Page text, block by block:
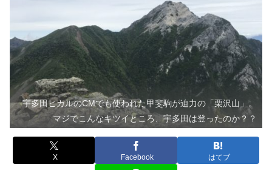
宇多田ヒカルのCMでも使われた甲斐駒が迫力の「栗沢山」。
マジでこんなキツイところ、宇多田は登ったのか？？
X Facebook はてブ